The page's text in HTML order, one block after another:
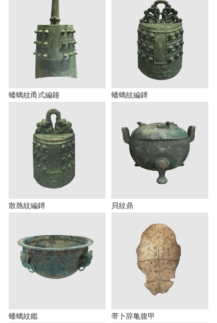
蟠螭紋甬式編鐘 蟠螭紋編鎛
散虺紋編鎛 貝紋鼎
蟠螭紋鑑 帯卜辞亀腹甲